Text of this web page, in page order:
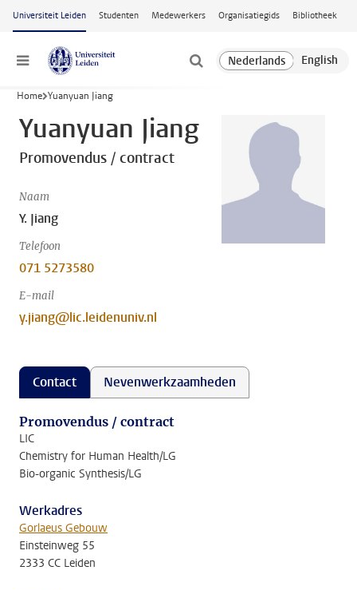
Ga naar hoofdinhoud
Universiteit Leiden Studenten Medewerkers Organisatiegids Bibliotheek
Menu
Home Yuanyuan Jiang
Yuanyuan Jiang
Promovendus / contract
Naam
Y. Jiang
Telefoon
071 5273580
E-mail
y.jiang@lic.leidenuniv.nl
Contact Nevenwerkzaamheden
Promovendus / contract
LIC
Chemistry for Human Health/LG
Bio-organic Synthesis/LG
Werkadres
Gorlaeus Gebouw
Einsteinweg 55
2333 CC Leiden